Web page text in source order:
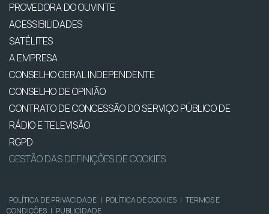
PROVEDORA DO OUVINTE
ACESSIBILIDADES
SATÉLITES
A EMPRESA
CONSELHO GERAL INDEPENDENTE
CONSELHO DE OPINIÃO
CONTRATO DE CONCESSÃO DO SERVIÇO PÚBLICO DE
RÁDIO E TELEVISÃO
RGPD
GESTÃO DAS DEFINIÇÕES DE COOKIES
POLÍTICA DE PRIVACIDADE | POLÍTICA DE COOKIES | TERMOS E
CONDIÇÕES | PUBLICIDADE